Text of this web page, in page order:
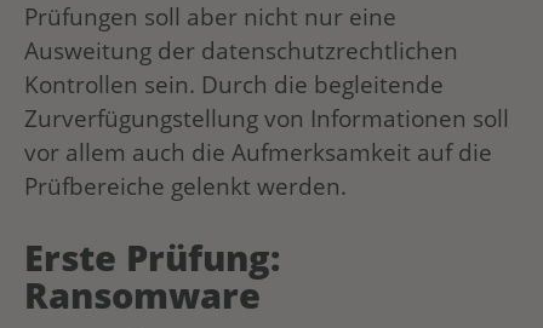
Prüfungen soll aber nicht nur eine
Ausweitung der datenschutzrechtlichen
Kontrollen sein. Durch die begleitende
Zurverfügungstellung von Informationen soll
vor allem auch die Aufmerksamkeit auf die
Prüfbereiche gelenkt werden.
Erste Prüfung:
Ransomware